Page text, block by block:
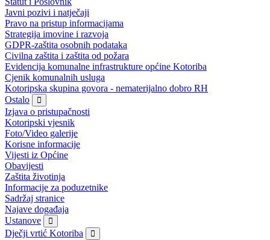
Javni pozivi i natječaji
Pravo na pristup informacijama
Strategija imovine i razvoja
GDPR-zaštita osobnih podataka
Civilna zaštita i zaštita od požara
Evidencija komunalne infrastrukture općine Kotoriba
Cjenik komunalnih usluga
Kotoripska skupina govora - nematerijalno dobro RH
Ostalo
Izjava o pristupačnosti
Kotoripski vjesnik
Foto/Video galerije
Korisne informacije
Vijesti iz Općine
Obavijesti
Zaštita životinja
Informacije za poduzetnike
Sadržaj stranice
Najave događaja
Ustanove
Dječji vrtić Kotoriba